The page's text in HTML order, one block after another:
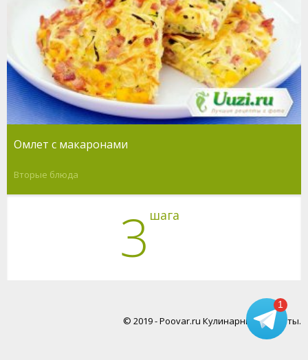
Омлет с макаронами
Вторые блюда
3 шага
© 2019 - Poovar.ru Кулинарные рецепты.
1